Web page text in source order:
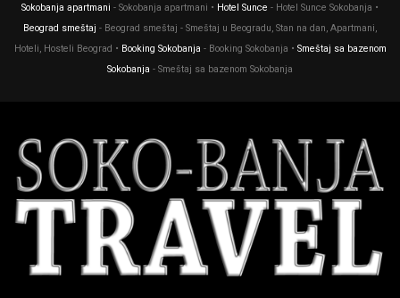
Sokobanja apartmani - Sokobanja apartmani • Hotel Sunce - Hotel Sunce Sokobanja •
Beograd smeštaj - Beograd smeštaj - Smeštaj u Beogradu, Stan na dan, Apartmani,
Hoteli, Hosteli Beograd • Booking Sokobanja - Booking Sokobanja • Smeštaj sa bazenom
Sokobanja - Smeštaj sa bazenom Sokobanja